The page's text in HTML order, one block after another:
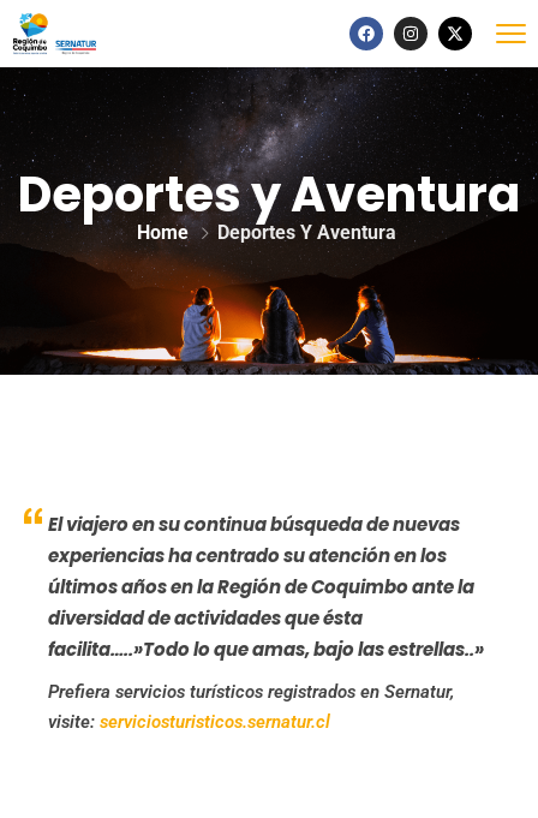
Deportes y Aventura
Home Deportes Y Aventura
El viajero en su continua búsqueda de nuevas
experiencias ha centrado su atención en los
últimos años en la Región de Coquimbo ante la
diversidad de actividades que ésta
facilita…..»Todo lo que amas, bajo las estrellas..»
Prefiera servicios turísticos registrados en Sernatur,
visite: serviciosturisticos.sernatur.cl